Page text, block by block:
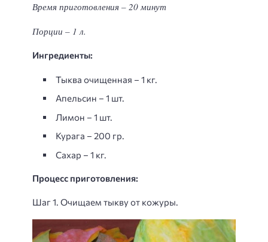
Время приготовления – 20 минут
Порции – 1 л.
Ингредиенты:
Тыква очищенная – 1 кг.
Апельсин – 1 шт.
Лимон – 1 шт.
Курага – 200 гр.
Сахар – 1 кг.
Процесс приготовления:
Шаг 1. Очищаем тыкву от кожуры.